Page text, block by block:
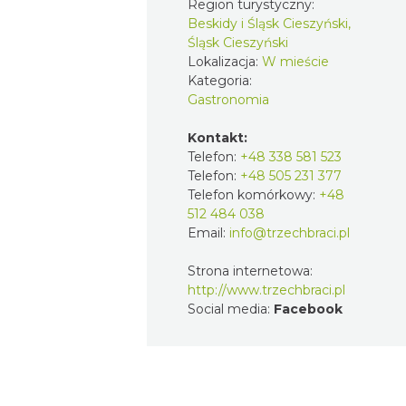
Region turystyczny:
Beskidy i Śląsk Cieszyński,
Śląsk Cieszyński
Lokalizacja: W mieście
Kategoria:
Gastronomia
Kontakt:
Telefon: +48 338 581 523
Telefon: +48 505 231 377
Telefon komórkowy: +48
512 484 038
Email: info@trzechbraci.pl
Strona internetowa:
http://www.trzechbraci.pl
Social media: Facebook